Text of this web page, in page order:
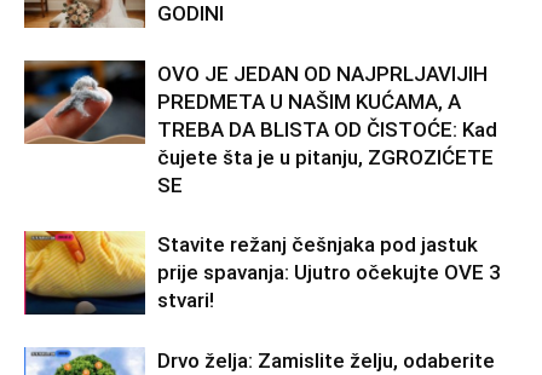
GODINI
OVO JE JEDAN OD NAJPRLJAVIJIH
PREDMETA U NAŠIM KUĆAMA, A
TREBA DA BLISTA OD ČISTOĆE: Kad
čujete šta je u pitanju, ZGROZIĆETE
SE
Stavite režanj češnjaka pod jastuk
prije spavanja: Ujutro očekujte OVE 3
stvari!
Drvo želja: Zamislite želju, odaberite